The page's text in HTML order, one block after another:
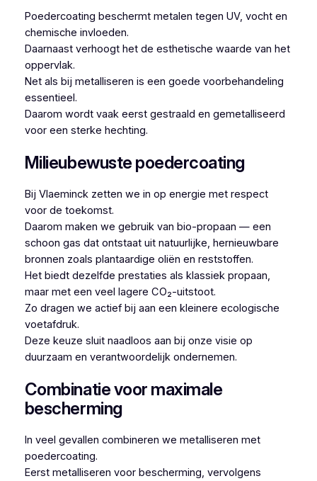
Poedercoating beschermt metalen tegen UV, vocht en
chemische invloeden.
Daarnaast verhoogt het de esthetische waarde van het
oppervlak.
Net als bij metalliseren is een goede voorbehandeling
essentieel.
Daarom wordt vaak eerst gestraald en gemetalliseerd
voor een sterke hechting.
Milieubewuste poedercoating
Bij Vlaeminck zetten we in op energie met respect
voor de toekomst.
Daarom maken we gebruik van bio-propaan — een
schoon gas dat ontstaat uit natuurlijke, hernieuwbare
bronnen zoals plantaardige oliën en reststoffen.
Het biedt dezelfde prestaties als klassiek propaan,
maar met een veel lagere CO₂-uitstoot.
Zo dragen we actief bij aan een kleinere ecologische
voetafdruk.
Deze keuze sluit naadloos aan bij onze visie op
duurzaam en verantwoordelijk ondernemen.
Combinatie voor maximale
bescherming
In veel gevallen combineren we metalliseren met
poedercoating.
Eerst metalliseren voor bescherming, vervolgens